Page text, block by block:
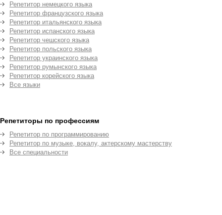
Репетитор немецкого языка
Репетитор французского языка
Репетитор итальянского языка
Репетитор испанского языка
Репетитор чешского языка
Репетитор польского языка
Репетитор украинского языка
Репетитор румынского языка
Репетитор корейского языка
Все языки
Репетиторы по профессиям
Репетитор по программированию
Репетитор по музыке, вокалу, актерскому мастерству
Все специальности